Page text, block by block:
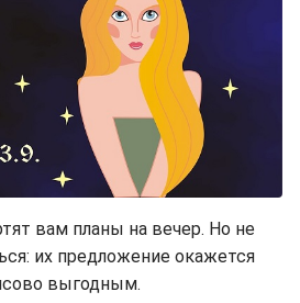
вам планы на вечер. Но не
их предложение окажется
выгодным.